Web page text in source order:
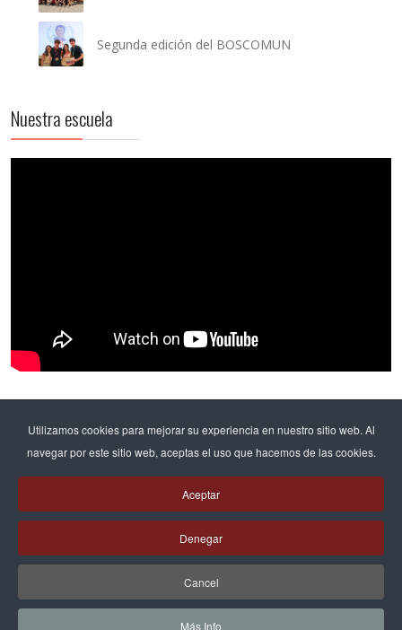
Utilizamos cookies para mejorar su experiencia en nuestro sitio web. Al
navegar por este sitio web, aceptas el uso que hacemos de las cookies.
Aceptar
Denegar
Cancel
Más Info
Segunda edición del BOSCOMUN
Nuestra escuela
Etiquetas populares
Formació professional 112 Formación profesional 108
Batxillerat 70 Bachillerato 68 Pastoral 66